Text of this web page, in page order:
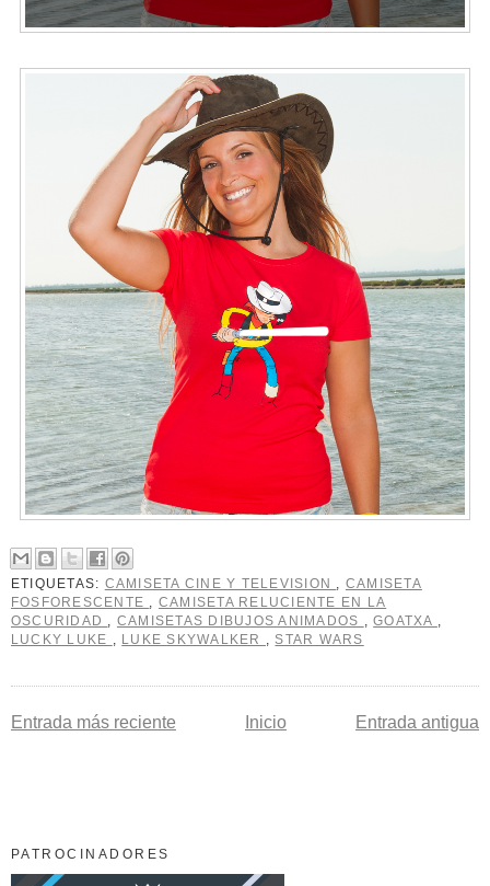
ETIQUETAS: CAMISETA CINE Y TELEVISION , CAMISETA
FOSFORESCENTE , CAMISETA RELUCIENTE EN LA
OSCURIDAD , CAMISETAS DIBUJOS ANIMADOS ,GOATXA ,
LUCKY LUKE , LUKE SKYWALKER ,STAR WARS
Entrada más reciente Entrada antigua
Inicio
PATROCINADORES